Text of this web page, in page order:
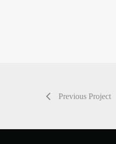
Previous Project